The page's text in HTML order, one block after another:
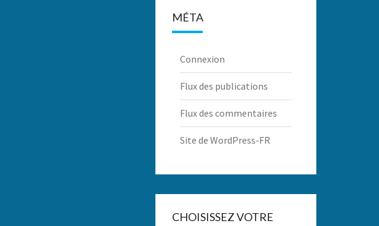
MÉTA
Connexion
Flux des publications
Flux des commentaires
Site de WordPress-FR
CHOISISSEZ VOTRE